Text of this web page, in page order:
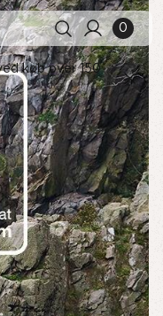
0
køb over 150
Ryd alle
Se alle